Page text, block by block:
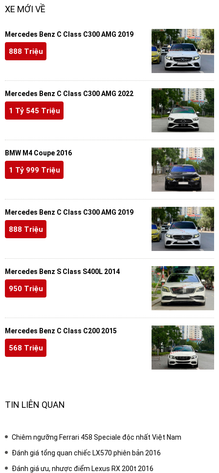
XE MỚI VỀ
Mercedes Benz C Class C300 AMG 2019
888 Triệu
Mercedes Benz C Class C300 AMG 2022
1 Tỷ 545 Triệu
BMW M4 Coupe 2016
1 Tỷ 999 Triệu
Mercedes Benz C Class C300 AMG 2019
888 Triệu
Mercedes Benz S Class S400L 2014
950 Triệu
Mercedes Benz C Class C200 2015
568 Triệu
TIN LIÊN QUAN
Chiêm ngưỡng Ferrari 458 Speciale độc nhất Việt Nam
Đánh giá tổng quan chiếc LX570 phiên bản 2016
Đánh giá ưu, nhược điểm Lexus RX 200t 2016